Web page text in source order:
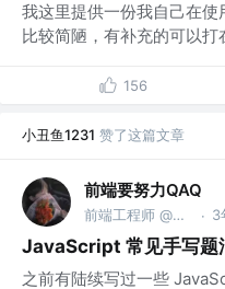
我这里提供一份我自己在
比较简陋，有补充的可以打
156
小丑鱼1231 赞了这篇文章
前端要努力QAQ
前端工程师 @技术有限公司 · 3
JavaScript 常见手写题
之前有陆续写过一些